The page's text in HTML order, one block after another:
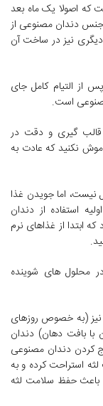
که اصولا یک ماه بعد
دندان مصنوعی از
نیز در ساخت آن
از التیام کامل جای
مصنوعی است.
قالب گیری و دقت در
نکنید که عادت به
نیست، اما جویدن غذا
استفاده از دندان
ابتدا از غذاهای نرم
محلول های شوینده
(به خصوص روزهای
بافت دهان) دندان
کردن دندان مصنوعی
لثه استراحت کرده و به
حفظ سلامت لثه